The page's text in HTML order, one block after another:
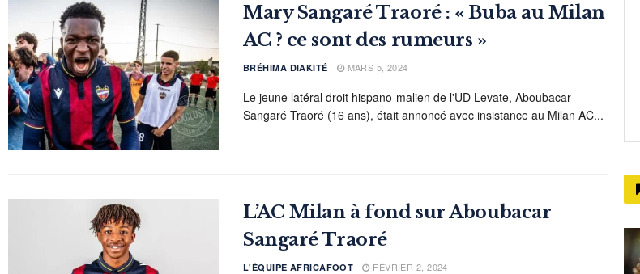
Mary Sangaré Traoré : « Buba au Milan
AC ? ce sont des rumeurs »
BRÉHIMA DIAKITÉ MARS 5, 2024
Le jeune latéral droit hispano-malien de l'UD Levate, Aboubacar
Sangaré Traoré (16 ans), était annoncé avec insistance au Milan AC...
L’AC Milan à fond sur Aboubacar
Sangaré Traoré
L'ÉQUIPE AFRICAFOOT FÉVRIER 2, 2024